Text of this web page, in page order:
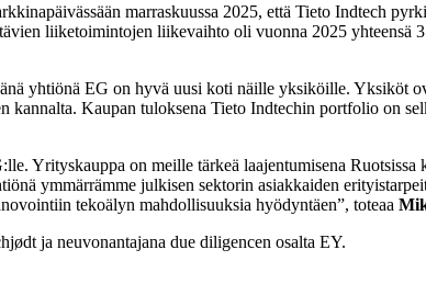
marraskuussa 2025, että Tieto Indtech
liiketoimintojen liikevaihto oli vuonna 2025 yhteensä
yhtiönä EG on hyvä uusi koti näille yksiköille. Yksiköt
Kaupan tuloksena Tieto Indtechin portfolio on
Yrityskauppa on meille tärkeä laajentumisena Ruotsissa
ymmärrämme julkisen sektorin asiakkaiden
tekoälyn mahdollisuuksia hyödyntäen”, toteaa
ja neuvonantajana due diligencen osalta EY.